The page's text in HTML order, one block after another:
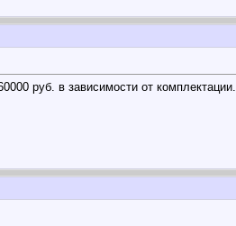
руб. в зависимости от комплектации.